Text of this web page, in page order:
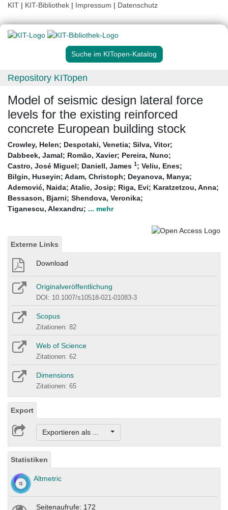
KIT | KIT-Bibliothek | Impressum | Datenschutz
Suche im KITopen-Katalog
Repository KITopen
Model of seismic design lateral force
levels for the existing reinforced
concrete European building stock
Crowley, Helen; Despotaki, Venetia; Silva, Vitor;
Dabbeek, Jamal; Romão, Xavier; Pereira, Nuno;
Castro, José Miguel; Daniell, James 1; Veliu, Enes;
Bilgin, Huseyin; Adam, Christoph; Deyanova, Manya;
Ademović, Naida; Atalic, Josip; Riga, Evi; Karatzetzou, Anna;
Bessason, Bjarni; Shendova, Veronika;
Tiganescu, Alexandru; ... mehr
Externe Links
Download
Originalveröffentlichung
DOI: 10.1007/s10518-021-01083-3
Scopus
Zitationen: 82
Web of Science
Zitationen: 62
Dimensions
Zitationen: 65
Export
Exportieren als ...
Statistiken
Altmetric
Seitenaufrufe: 172